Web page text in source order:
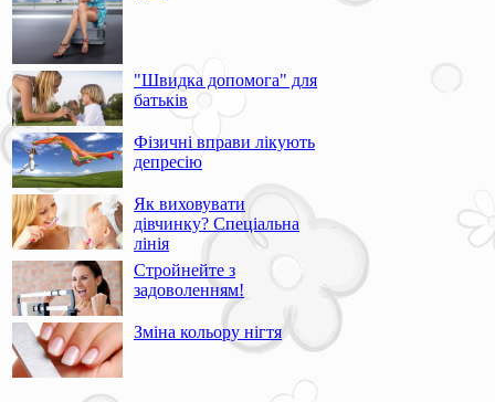
"Швидка допомога" для
батьків
Фізичні вправи лікують
депресію
Як виховувати
дівчинку? Спеціальна
лінія
Стройнейте з
задоволенням!
Зміна кольору нігтя